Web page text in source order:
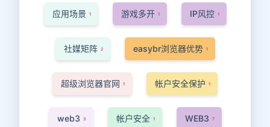
应用场景 1 游戏多开 1 IP风控 1
社媒矩阵 2 easybr浏览器优势 1
超级浏览器官网 1 帐户安全保护 1
web3 3 帐户安全 1 WEB3 7